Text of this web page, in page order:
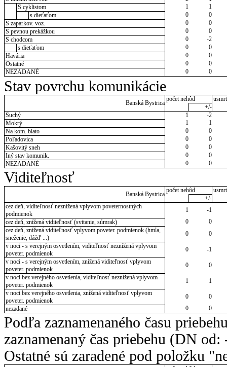
S cyklistom
1
1
s dieťaťom
0
0
S zaparkov. voz.
0
0
S pevnou prekážkou
0
0
S chodcom
0
-2
s dieťaťom
0
0
Havária
0
0
Ostatné
0
0
NEZADANÉ
0 0
Stav povrchu komunikácie
Banská Bystrica
počet nehôd
+/-
Suchý
1
-2
Mokrý
1
1
Na kom. blato
0
0
Poľadovica
0
0
Kašovitý sneh
0
0
Iný stav komunik.
0
0
NEZADANÉ
0 0
Viditeľnosť
Banská Bystrica
počet nehôd
+/-
cez deň, viditeľnosť neznížená vplyvom poveternostných
podmienok
1
-1
cez deň, znížená viditeľnosť (svitanie, súmrak)
0
0
cez deň, znížená viditeľnosť vplyvom poveter. podmienok (hmla,
sneženie, dážď ...)
0
0
v noci - s verejným osvetlením, viditeľnosť neznížená vplyvom
poveter. podmienok
0
-1
v noci - s verejným osvetlením, znížená viditeľnosť vplyvom
poveter. podmienok
0
0
v noci bez verejného osvetlenia, viditeľnosť neznížená vplyvom
poveter. podmienok
1
1
v noci bez verejného osvetlenia, znížená viditeľnosť vplyvom
poveter. podmienok
0
0
nezadané
0 0
Podľa zaznamenaného času
zaznamenaný čas priebehu (DN
Ostatné sú zaradené pod položku